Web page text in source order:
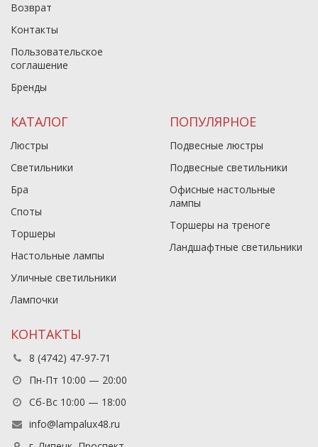
Возврат
Контакты
Пользовательское
соглашение
Бренды
КАТАЛОГ
Люстры
Светильники
Бра
Споты
Торшеры
Настольные лампы
Уличные светильники
Лампочки
ПОПУЛЯРНОЕ
Подвесные люстры
Подвесные светильники
Офисные настольные
лампы
Торшеры на треноге
Ландшафтные светильники
КОНТАКТЫ
8 (4742) 47-97-71
Пн-Пт 10:00 — 20:00
Сб-Вс 10:00 — 18:00
info@lampalux48.ru